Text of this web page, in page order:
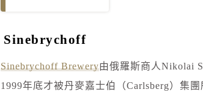
Sinebrychoff
Sinebrychoff Brewery由俄羅斯商人Nikolai
1999年底才被丹麥嘉士伯（Carlsberg）集